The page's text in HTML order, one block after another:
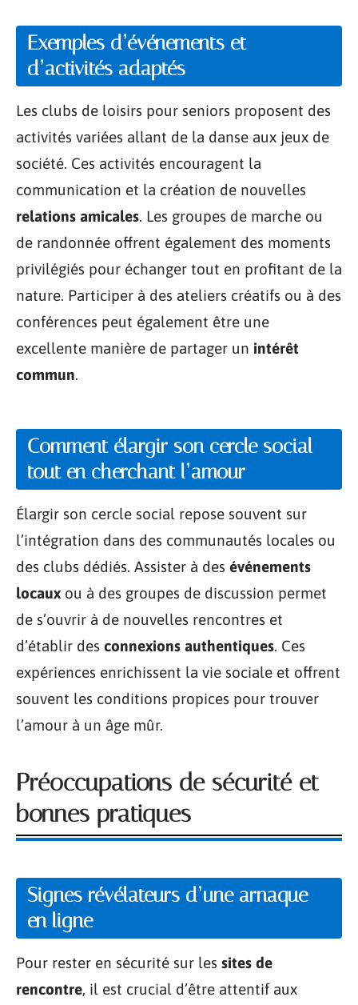
Exemples d’événements et
d’activités adaptés
Les clubs de loisirs pour seniors proposent des
activités variées allant de la danse aux jeux de
société. Ces activités encouragent la
communication et la création de nouvelles
relations amicales. Les groupes de marche ou
de randonnée offrent également des moments
privilégiés pour échanger tout en profitant de la
nature. Participer à des ateliers créatifs ou à des
conférences peut également être une
excellente manière de partager un intérêt
commun.
Comment élargir son cercle social
tout en cherchant l’amour
Élargir son cercle social repose souvent sur
l’intégration dans des communautés locales ou
des clubs dédiés. Assister à des événements
locaux ou à des groupes de discussion permet
de s’ouvrir à de nouvelles rencontres et
d’établir des connexions authentiques. Ces
expériences enrichissent la vie sociale et offrent
souvent les conditions propices pour trouver
l’amour à un âge mûr.
Préoccupations de sécurité et
bonnes pratiques
Signes révélateurs d’une arnaque
en ligne
Pour rester en sécurité sur les sites de
rencontre, il est crucial d’être attentif aux